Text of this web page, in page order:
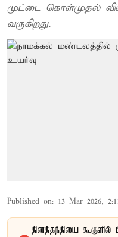
முட்டை கொள்முதல்
வருகிறது.
Published on: 13 Mar 2026,
தினத்தந்தியை கூகுளில்